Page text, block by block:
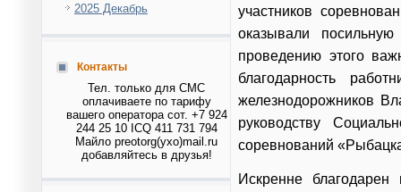
2025 Декабрь
Контакты
Тел. только для СМС
оплачиваете по тарифу
вашего оператора сот. +7 924
244 25 10 ICQ 411 731 794
Майло preotorg(ухо)mail.ru
добавляйтесь в друзья!
участников
оказывали
проведению этого
благодарность
железнодорожников
руководству
соревнований
Искренне